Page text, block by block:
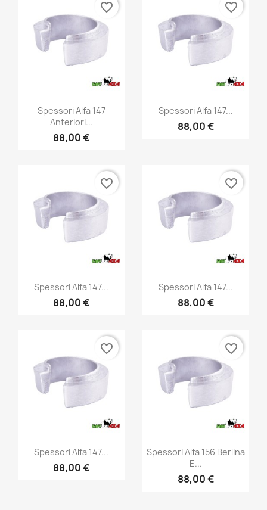
Anteprima
Spessori Alfa 147
Anteriori...
88,00 €
favorite_border
Anteprima
Spessori Alfa 147...
88,00 €
favorite_border
Anteprima
Spessori Alfa 147...
88,00 €
favorite_border
Anteprima
Spessori Alfa 147...
88,00 €
favorite_border
Anteprima
Spessori Alfa 147...
88,00 €
favorite_border
Anteprima
Spessori Alfa 156 Berlina
E...
88,00 €
favorite_border